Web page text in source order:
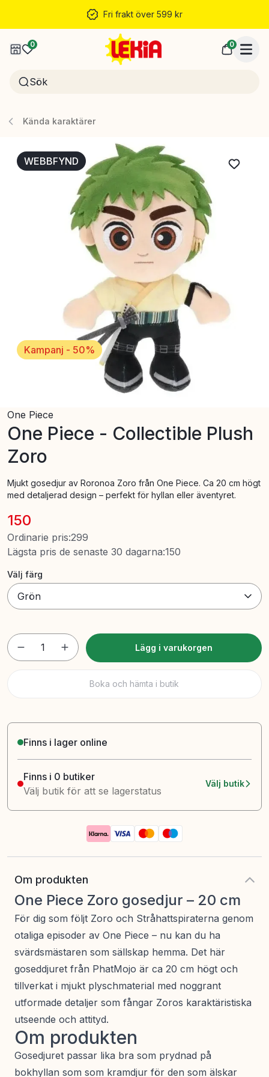
Fri frakt över 599 kr
0 0
Kända karaktärer
WEBBFYND
Kampanj - 50%
One Piece
One Piece - Collectible Plush
Zoro
Mjukt gosedjur av Roronoa Zoro från One Piece. Ca 20 cm högt
med detaljerad design – perfekt för hyllan eller äventyret.
150
Ordinarie pris:299
Lägsta pris de senaste 30 dagarna:150
Välj färg
Grön
1 Lägg i varukorgen
Boka och hämta i butik
Finns i lager online
Finns i 0 butiker
Välj butik för att se lagerstatus
Välj butik
Om produkten
One Piece Zoro gosedjur – 20 cm
För dig som följt Zoro och Stråhattspiraterna genom
otaliga episoder av One Piece – nu kan du ha
svärdsmästaren som sällskap hemma. Det här
goseddjuret från PhatMojo är ca 20 cm högt och
tillverkat i mjukt plyschmaterial med noggrant
utformade detaljer som fångar Zoros karaktäristiska
utseende och attityd.
Om produkten
Gosedjuret passar lika bra som prydnad på
bokhyllan som som kramdjur för den som älskar